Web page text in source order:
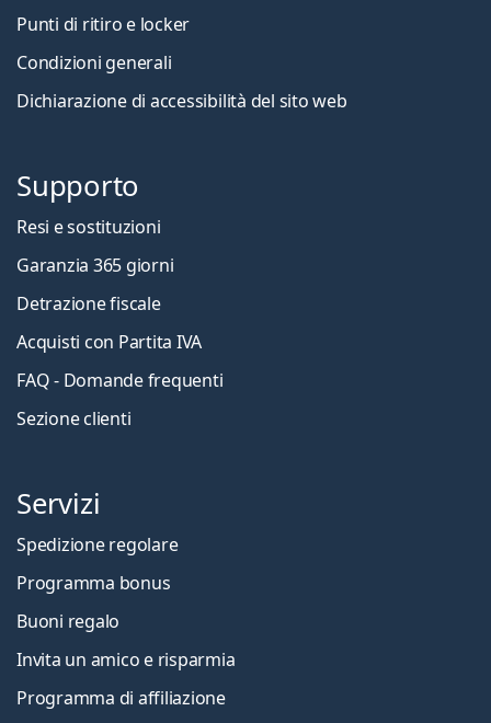
Punti di ritiro e locker
Condizioni generali
Dichiarazione di accessibilità del sito web
Supporto
Resi e sostituzioni
Garanzia 365 giorni
Detrazione fiscale
Acquisti con Partita IVA
FAQ - Domande frequenti
Sezione clienti
Servizi
Spedizione regolare
Programma bonus
Buoni regalo
Invita un amico e risparmia
Programma di affiliazione